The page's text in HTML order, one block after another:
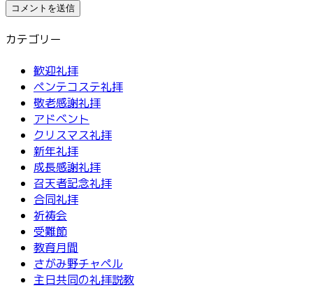
カテゴリー
歓迎礼拝
ペンテコステ礼拝
敬老感謝礼拝
アドベント
クリスマス礼拝
新年礼拝
成長感謝礼拝
召天者記念礼拝
合同礼拝
祈祷会
受難節
教育月間
さがみ野チャペル
主日共同の礼拝説教